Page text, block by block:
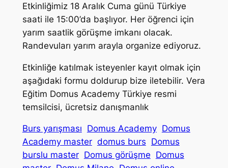
Etkinliğimiz 18 Aralık Cuma günü Türkiye
saati ile 15:00’da başlıyor. Her öğrenci için
yarım saatlik görüşme imkanı olacak.
Randevuları yarım arayla organize ediyoruz.
Etkinliğe katılmak isteyenler kayıt olmak için
aşağıdaki formu doldurup bize iletebilir. Vera
Eğitim Domus Academy Türkiye resmi
temsilcisi, ücretsiz danışmanlık
Burs yarışması Domus Academy Domus
Academy master domus burs Domus
burslu master Domus görüşme Domus